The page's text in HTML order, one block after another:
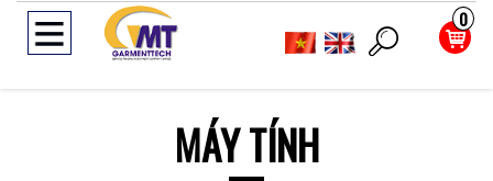
0
MÁY TÍNH